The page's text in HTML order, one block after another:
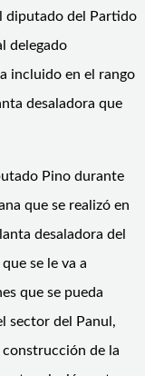
diputado del Partido
delegado
incluido en el rango
desaladora que
Pino durante
que se realizó en
desaladora del
se le va a
que se pueda
sector del Panul,
de la